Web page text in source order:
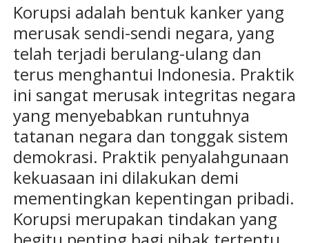
Korupsi adalah bentuk kanker yang
merusak sendi-sendi negara, yang
telah terjadi berulang-ulang dan
terus menghantui Indonesia. Praktik
ini sangat merusak integritas negara
yang menyebabkan runtuhnya
tatanan negara dan tonggak sistem
demokrasi. Praktik penyalahgunaan
kekuasaan ini dilakukan demi
mementingkan kepentingan pribadi.
Korupsi merupakan tindakan yang